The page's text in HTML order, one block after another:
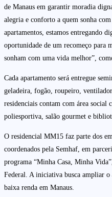
de Manaus em garantir moradia
alegria e conforto a quem sonha
apartamentos, estamos entregando
oportunidade de um recomeço para
sonham com uma vida melhor”,
Cada apartamento será entregue
geladeira, fogão, roupeiro,
residenciais contam com área social
poliesportiva, salão gourmet e
O residencial MM15 faz parte dos
coordenados pela Semhaf, em
programa “Minha Casa, Minha
Federal. A iniciativa busca ampliar o
baixa renda em Manaus.